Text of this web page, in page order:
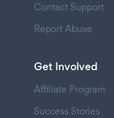
Contact Support
Report Abuse
Get Involved
Affiliate Program
Success Stories